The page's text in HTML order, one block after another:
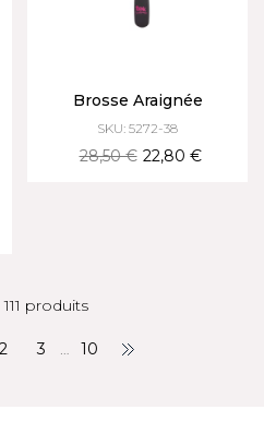
Brosse Araignée
SKU: 5272-38
28,50 € 22,80 €
111 produits
2 3 … 10